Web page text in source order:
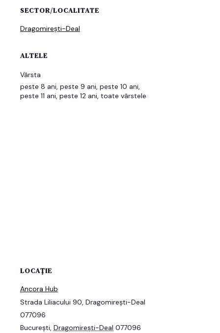
SECTOR/LOCALITATE
Dragomirești-Deal
ALTELE
Vârsta
peste 8 ani, peste 9 ani, peste 10 ani,
peste 11 ani, peste 12 ani, toate vârstele
LOCAȚIE
Ancora Hub
Strada Liliacului 90, Dragomirești-Deal
077096
București, Dragomirești-Deal 077096